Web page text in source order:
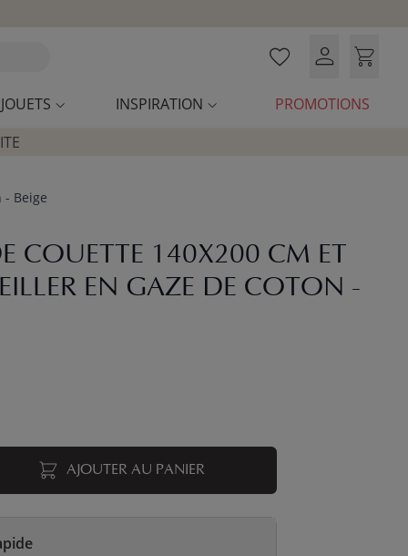
JOUETS INSPIRATION
PROMOTIONS
Beige
COUETTE 140X200 CM ET
EN GAZE DE COTON -
AJOUTER AU PANIER